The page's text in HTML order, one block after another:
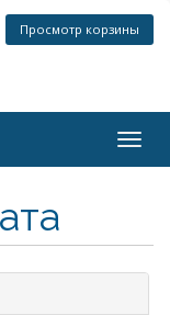
Просмотр корзины